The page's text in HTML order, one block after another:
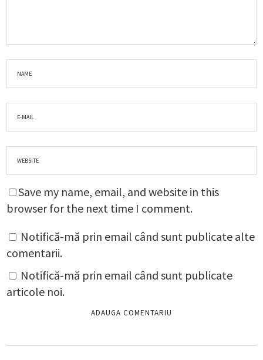
Save my name, email, and website in this
browser for the next time I comment.
Notifică-mă prin email când sunt publicate alte
comentarii.
Notifică-mă prin email când sunt publicate
articole noi.